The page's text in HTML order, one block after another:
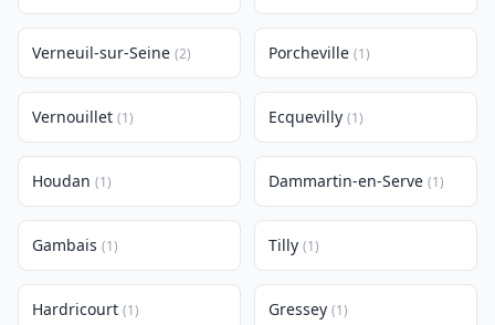
Verneuil-sur-Seine (2) Porcheville (1)
Vernouillet (1) Ecquevilly (1)
Houdan (1) Dammartin-en-Serve (1)
Gambais (1) Tilly (1)
Hardricourt (1) Gressey (1)